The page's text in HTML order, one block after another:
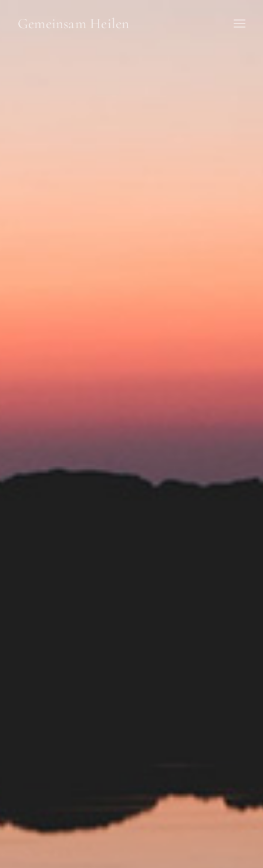
Gemeinsam Heilen